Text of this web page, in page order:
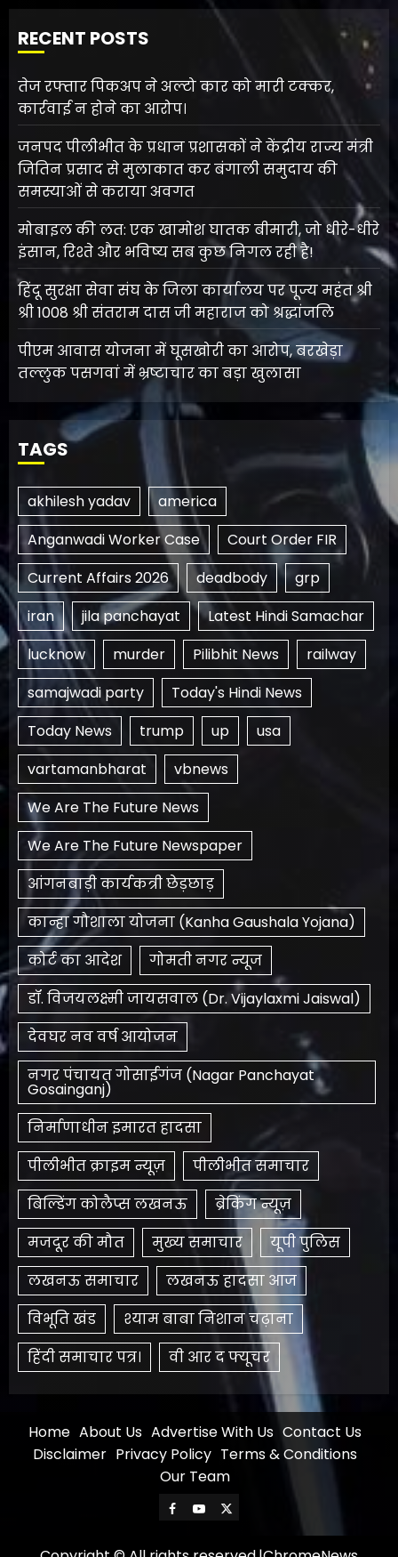
RECENT POSTS
तेज रफ्तार पिकअप ने अल्टो कार को मारी टक्कर,
कार्रवाई न होने का आरोप।
जनपद पीलीभीत के प्रधान प्रशासकों ने केंद्रीय राज्य मंत्री
जितिन प्रसाद से मुलाकात कर बंगाली समुदाय की
समस्याओं से कराया अवगत
मोबाइल की लत: एक खामोश घातक बीमारी, जो धीरे-धीरे
इंसान, रिश्ते और भविष्य सब कुछ निगल रही है!
हिंदू सुरक्षा सेवा संघ के जिला कार्यालय पर पूज्य महंत श्री
श्री 1008 श्री संतराम दास जी महाराज को श्रद्धांजलि
पीएम आवास योजना में घूसखोरी का आरोप, बरखेड़ा
तल्लुक पसगवां में भ्रष्टाचार का बड़ा खुलासा
TAGS
akhilesh yadav
america
Anganwadi Worker Case
Court Order FIR
Current Affairs 2026
deadbody
grp
iran
jila panchayat
Latest Hindi Samachar
lucknow
murder Pilibhit News
railway
samajwadi party
Today's Hindi News
Today News
trump up
usa
vartamanbharat
vbnews
We Are The Future News
We Are The Future Newspaper
आंगनबाड़ी कार्यकत्री छेड़छाड़
कान्हा गौशाला योजना (Kanha Gaushala Yojana)
कोर्ट का आदेश
गोमती नगर न्यूज
डॉ. विजयलक्ष्मी जायसवाल (Dr. Vijaylaxmi Jaiswal)
देवघर नव वर्ष आयोजन
नगर पंचायत गोसाईगंज (Nagar Panchayat
Gosainganj)
निर्माणाधीन इमारत हादसा
पीलीभीत क्राइम न्यूज़
पीलीभीत समाचार
बिल्डिंग कोलैप्स लखनऊ
ब्रेकिंग न्यूज़
मजदूर की मौत
मुख्य समाचार
यूपी पुलिस
लखनऊ समाचार
लखनऊ हादसा आज
विभूति खंड
श्याम बाबा निशान चढ़ाना
हिंदी समाचार पत्र।
​वी आर द फ्यूचर
Home About Us Advertise With Us Contact Us
Disclaimer Privacy Policy Terms & Conditions
Our Team
Facebook
Youtube
X